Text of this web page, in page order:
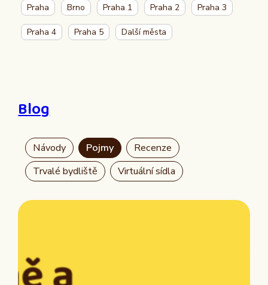
Praha Brno Praha 1 Praha 2 Praha 3
Praha 4 Praha 5 Další města
Blog
Návody Pojmy
Recenze
Trvalé bydliště
Virtuální sídla